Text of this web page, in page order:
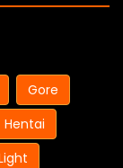
Gore
Hentai